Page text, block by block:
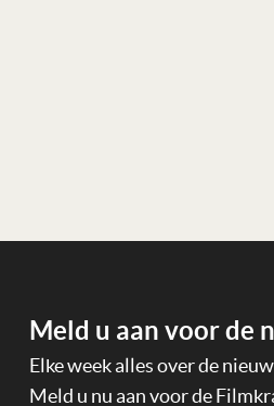
Meld u aan voor de
Elke week alles over de
Meld u nu aan voor de